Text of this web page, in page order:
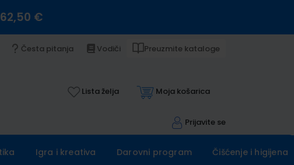
€
Česta pitanja Vodiči Preuzmite kataloge
Lista želja Moja košarica
Prijavite se
Igra i kreativa Darovni program Čišćenje i higijena